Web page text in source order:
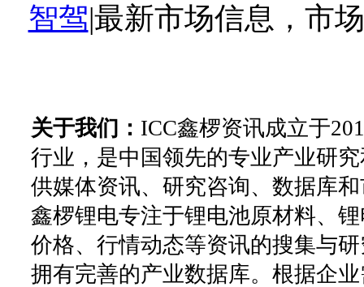
智驾|最新市场信息，市
关于我们： ICC鑫椤资讯成立于
行业，是中国领先的专业产业研
供媒体资讯、研究咨询、数据库
鑫椤锂电专注于锂电池原材料、
价格、行情动态等资讯的搜集与
拥有完善的产业数据库。根据企